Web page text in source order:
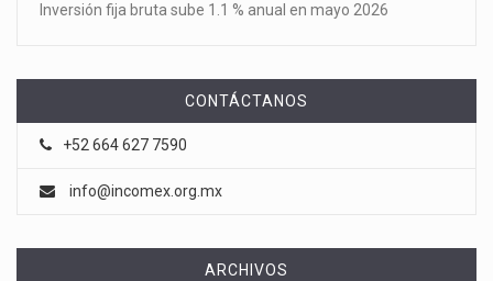
Inversión fija bruta sube 1.1 % anual en mayo 2026
CONTÁCTANOS
+52 664 627 7590
info@incomex.org.mx
ARCHIVOS